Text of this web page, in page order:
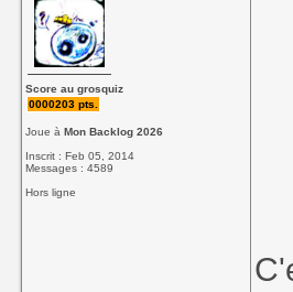
Score au grosquiz
0000203 pts.
Joue àMon Backlog 2026
Inscrit : Feb 05, 2014
Messages : 4589
Hors ligne